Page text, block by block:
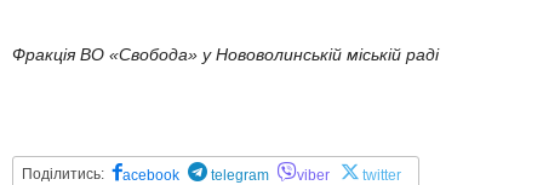
Фракція ВО «Свобода» у Нововолинській міській раді
Поділитись: acebook telegram viber twitter